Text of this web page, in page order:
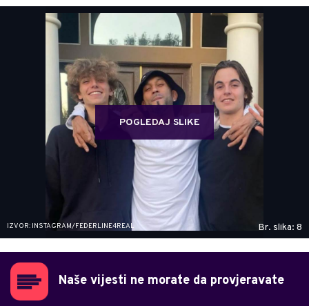
POGLEDAJ SLIKE
IZVOR: INSTAGRAM/FEDERLINE4REAL Br. slika: 8
Naše vijesti ne morate da provjeravate